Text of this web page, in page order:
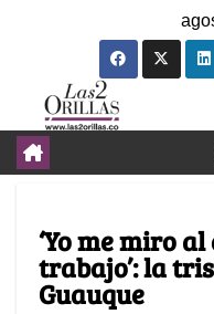
‘Yo me miro
trabajo’: la
Guauque